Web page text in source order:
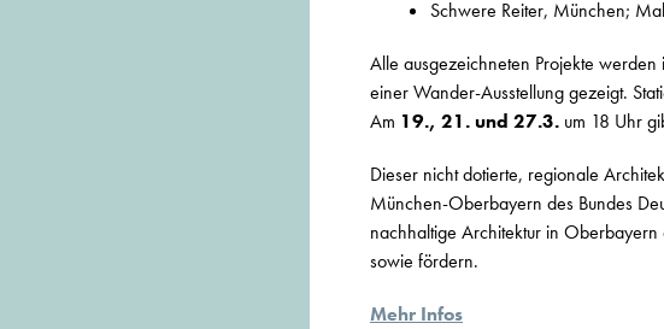
Schwere Reiter, München;
Alle ausgezeichneten Projekte
einer Wander-Ausstellung gezeigt.
Am 19., 21. und 27.3. um 18 Uhr
Dieser nicht dotierte, regionale
München-Oberbayern des Bundes
nachhaltige Architektur in
sowie fördern.
Mehr Infos